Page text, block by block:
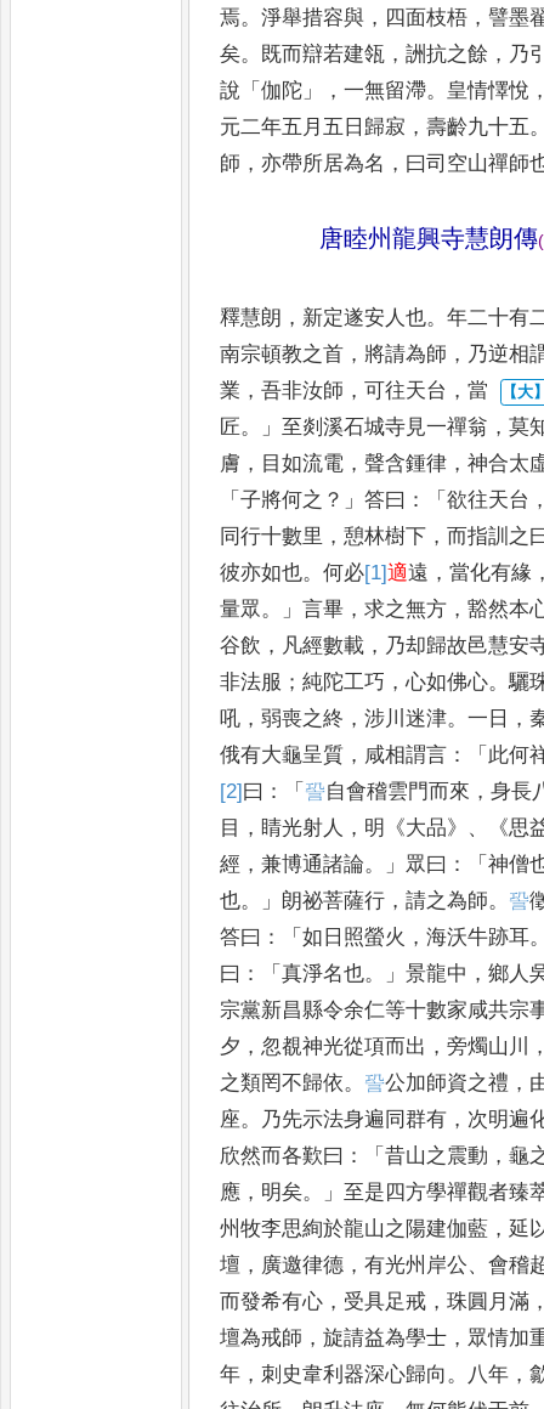
焉。淨舉措容與 ， 四面枝梧 ，譬墨
矣。 既而辯若建瓴 ，詶抗之餘 ， 乃
說 「伽陀 」，一無留滯。 皇情懌悅
元二年五月五日歸寂 ，壽齡九十五
師 ，亦帶所居為名 ， 曰司空山禪師
唐睦州龍興寺慧朗傳(
釋慧朗 ， 新定遂安人也。年二十有
南宗頓教之首 ， 將請為師 ， 乃逆相
業 ，吾非汝師 ，可往天台 ，當
匠。」 至剡溪石城寺見一禪翁 ，莫
膚 ， 目如流電 ，聲含鍾律 ，神合太
「子將何之 ？」答曰 ：「欲往天台
同行十數里 ，憩林樹下 ， 而指訓之
彼亦如也。何必[1]適遠 ，當化有緣
量眾。」言畢 ，求之無方 ，豁然本
谷飲 ， 凡經數載 ， 乃却歸故邑慧安
非法服 ；純陀工巧 ，心如佛心。驪
吼 ，弱喪之終 ，涉川迷津。一日 ，
俄有大龜呈質 ， 咸相謂言 ：「 此何
[2] 曰 ：「 𧦬自會稽雲門而來 ，身長
目 ， 睛光射人 ， 明 《大品》、《思
經 ，兼博通諸論。」 眾曰 ：「神僧
也。」 朗祕菩薩行 ，請之為師。 𧦬
答曰 ：「如日照螢火 ，海沃牛跡耳
曰 ：「真淨名也。」景龍中 ，鄉人
宗黨新昌縣令余仁等十數家咸共宗
夕 ，忽覩神光從項而出 ，旁燭山川
之類罔不歸依。 𧦬公加師資之禮 ，
座。 乃先示法身遍同群有 ， 次明遍
欣然而各歎曰 ：「昔山之震動 ，龜
應 ， 明矣。」
至是四方學禪觀者臻
州牧李思絢於龍山之陽建伽藍 ， 延
壇 ， 廣邀律德 ，有光州 岸公、會稽
而發希有心 ， 受具足戒 ，珠圓月滿
壇為戒師 ，旋請益為學士 ， 眾情加
年 ，刺史韋利器深心歸向。 八年 ，